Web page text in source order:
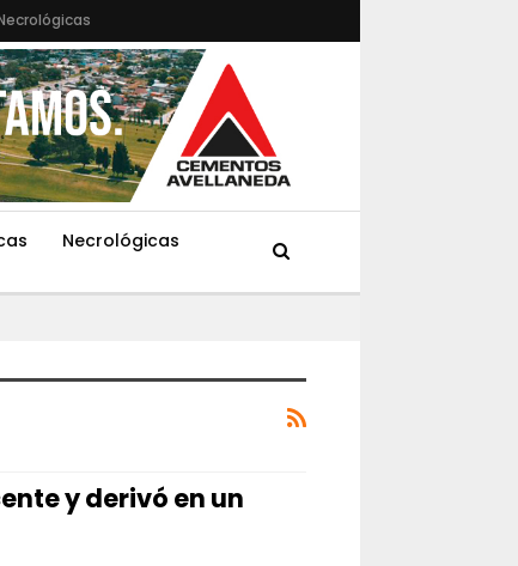
Necrológicas
y derivó en un